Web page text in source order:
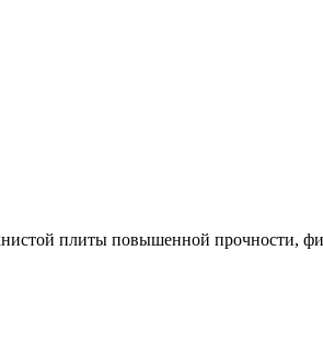
плиты повышенной прочности,